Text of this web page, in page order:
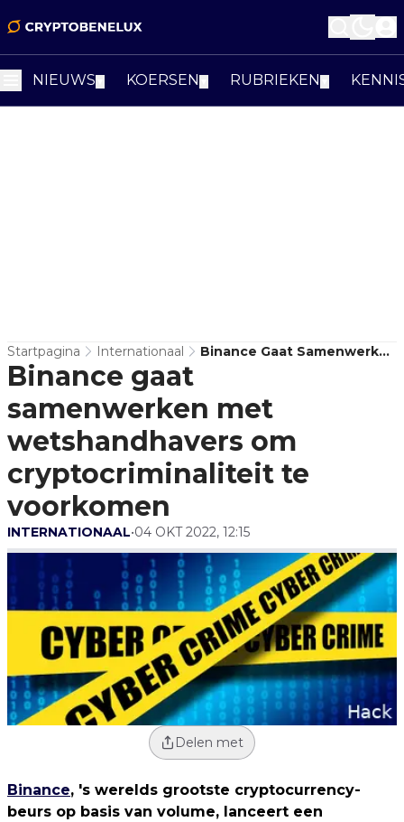
NIEUWS KOERSEN RUBRIEKEN
Startpagina Internationaal
Binance Gaat Samenwerken
Voorkomen
Binance gaat
samenwerken met
wetshandhavers om
cryptocriminaliteit te
voorkomen
INTERNATIONAAL•04 OKT 2022, 12:15
Delen met
Binance, 's werelds grootste cryptocurrency-
beurs op basis van volume, lanceert een